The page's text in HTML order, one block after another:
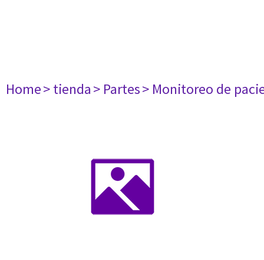
Home> tienda> Partes> Monitoreo de